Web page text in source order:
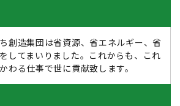
創造集団は省資源、省エネルギー、省
してまいりました。これからも、これ
わる仕事で世に貢献致します。